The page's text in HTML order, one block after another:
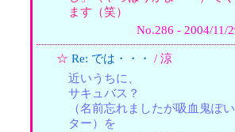
ます（笑）
No.286 - 2004/11/
☆ Re: では・・・ / 涼
近いうちに、
サキュバス？
（名前忘れましたが吸血鬼ぽ
ター）を